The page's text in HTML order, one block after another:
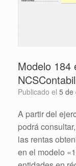
Modelo 184
Publicado el 5 de
A partir del
podrá
las rentas
en el modelo